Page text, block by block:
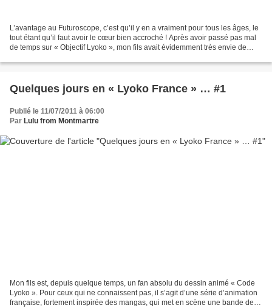
L’avantage au Futuroscope, c’est qu’il y en a vraiment pour tous les âges, le
tout étant qu’il faut avoir le cœur bien accroché ! Après avoir passé pas mal
de temps sur « Objectif Lyoko », mon fils avait évidemment très envie de
Quelques jours en « Lyoko France » … #1
Publié le 11/07/2011 à 06:00
Par Lulu from Montmartre
Mon fils est, depuis quelque temps, un fan absolu du dessin animé « Code
Lyoko ». Pour ceux qui ne connaissent pas, il s’agit d’une série d’animation
française, fortement inspirée des mangas, qui met en scène une bande de